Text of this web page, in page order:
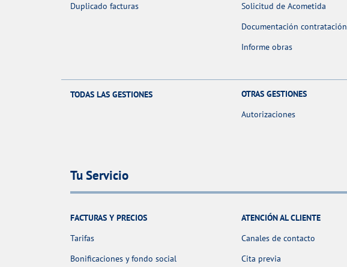
Duplicado facturas
Solicitud de Acometida
Documentación contratación
Informe obras
TODAS LAS GESTIONES
OTRAS GESTIONES
Autorizaciones
Tu Servicio
FACTURAS Y PRECIOS
Tarifas
Bonificaciones y fondo social
ATENCIÓN AL CLIENTE
Canales de contacto
Cita previa